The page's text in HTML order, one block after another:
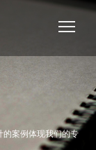
的案例体现我们的专